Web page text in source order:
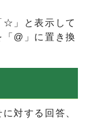
☆」と表示して
@」に置き換
対する回答、